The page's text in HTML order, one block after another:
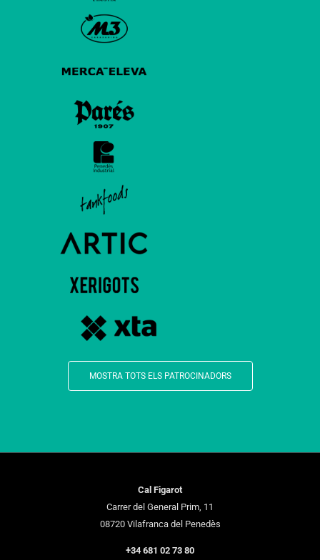
MOSTRA TOTS ELS PATROCINADORS
Cal Figarot
Carrer del General Prim, 11
08720 Vilafranca del Penedès
+34 681 02 73 80